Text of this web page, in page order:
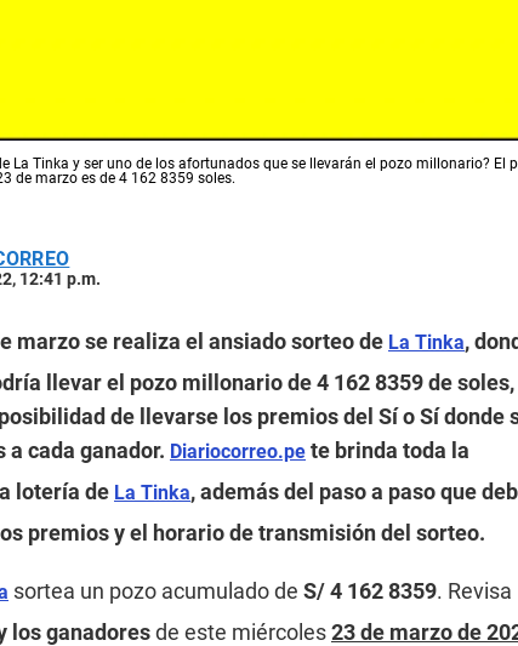
La Tinka y ser uno de los afortunados que se llevarán el pozo millonario? El
de marzo es de 4 162 8359 soles.
12:41 p.m.
marzo se realiza el ansiado sorteo de La Tinka,
llevar el pozo millonario de 4 162 8359 de soles,
de llevarse los premios del Sí o Sí donde
cada ganador. Diariocorreo.pe te brinda toda la
lotería de La Tinka, además del paso a paso que
premios y el horario de transmisión del sorteo.
sortea un pozo acumulado de S/ 4 162 8359. Revisa
los ganadoresde este miércoles23 de marzo de